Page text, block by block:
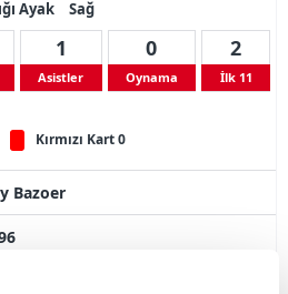
Ayak
Sağ
1
Asistler
0
Oynama
2
İlk 11
Kırmızı Kart 0
Bazoer